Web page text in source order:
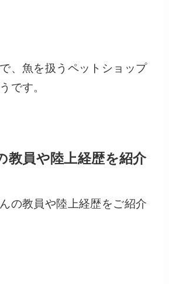
、魚を扱うペットショップ
です。
教員や陸上経歴を紹介
の教員や陸上経歴をご紹介